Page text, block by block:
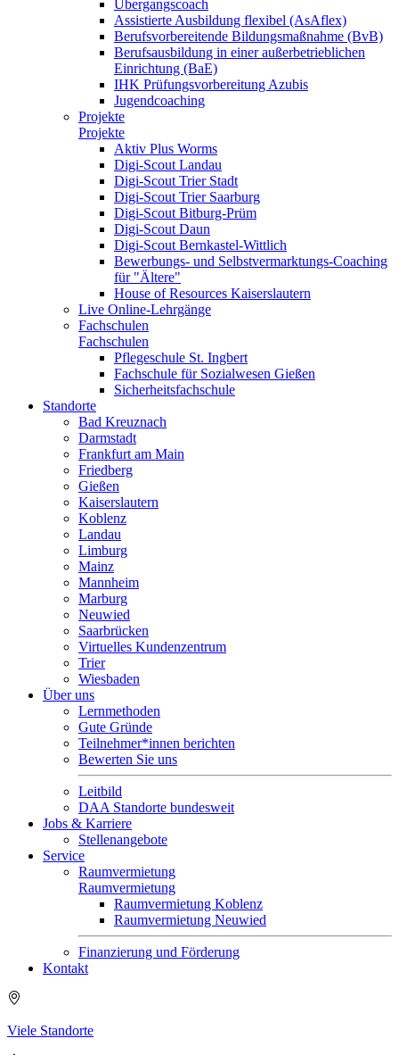
Übergangscoach
Assistierte Ausbildung flexibel (AsAflex)
Berufsvorbereitende Bildungsmaßnahme (BvB)
Berufsausbildung in einer außerbetrieblichen
Einrichtung (BaE)
IHK Prüfungsvorbereitung Azubis
Jugendcoaching
Projekte
Projekte
Aktiv Plus Worms
Digi-Scout Landau
Digi-Scout Trier Stadt
Digi-Scout Trier Saarburg
Digi-Scout Bitburg-Prüm
Digi-Scout Daun
Digi-Scout Bernkastel-Wittlich
Bewerbungs- und Selbstvermarktungs-Coaching
für "Ältere"
House of Resources Kaiserslautern
Live Online-Lehrgänge
Fachschulen
Fachschulen
Pflegeschule St. Ingbert
Fachschule für Sozialwesen Gießen
Sicherheitsfachschule
Standorte
Bad Kreuznach
Darmstadt
Frankfurt am Main
Friedberg
Gießen
Kaiserslautern
Koblenz
Landau
Limburg
Mainz
Mannheim
Marburg
Neuwied
Saarbrücken
Virtuelles Kundenzentrum
Trier
Wiesbaden
Über uns
Lernmethoden
Gute Gründe
Teilnehmer*innen berichten
Bewerten Sie uns
Leitbild
DAA Standorte bundesweit
Jobs & Karriere
Stellenangebote
Service
Raumvermietung
Raumvermietung
Raumvermietung Koblenz
Raumvermietung Neuwied
Finanzierung und Förderung
Kontakt
Viele Standorte